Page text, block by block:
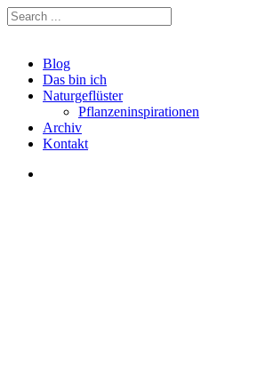
Blog
Das bin ich
Naturgeflüster
Pflanzeninspirationen
Archiv
Kontakt